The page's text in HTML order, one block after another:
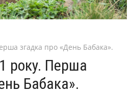
згадка про «День Бабака».
року. Перша
Бабака».